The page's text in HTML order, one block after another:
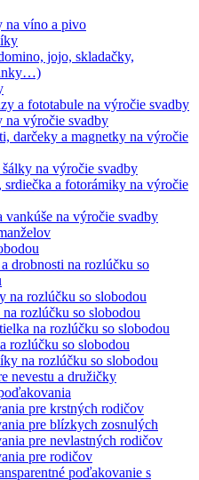
na víno a pivo
jojo, skladačky,
a fototabule na výročie svadby
na výročie svadby
darčeky a magnetky na výročie
šálky na výročie svadby
a fotorámiky na výročie
vankúše na výročie svadby
drobnosti na rozlúčku so
na rozlúčku so slobodou
rozlúčku so slobodou
na rozlúčku so slobodou
rozlúčku so slobodou
na rozlúčku so slobodou
nevestu a družičky
pre krstných rodičov
pre blízkych zosnulých
pre nevlastných rodičov
pre rodičov
poďakovanie s